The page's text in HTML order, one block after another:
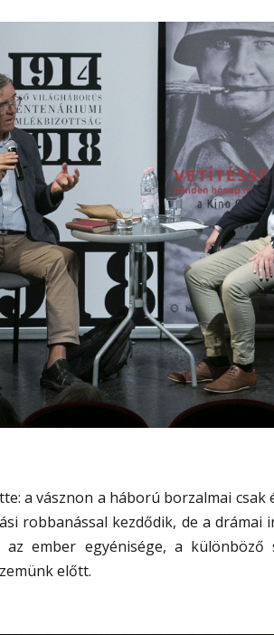
a vásznon a háború borzalmai
robbanással kezdődik, de a drámai
ember egyénisége, a különböző
előtt.